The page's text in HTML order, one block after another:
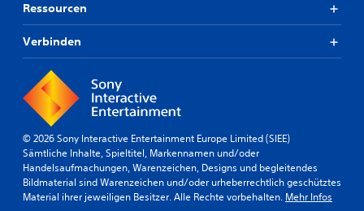
Ressourcen
Verbinden
© 2026 Sony Interactive Entertainment Europe Limited (SIEE)
Sämtliche Inhalte, Spieltitel, Markennamen und/oder
Handelsaufmachungen, Warenzeichen, Designs und begleitendes
Bildmaterial sind Warenzeichen und/oder urheberrechtlich geschütztes
Material ihrer jeweiligen Besitzer. Alle Rechte vorbehalten. Mehr Infos